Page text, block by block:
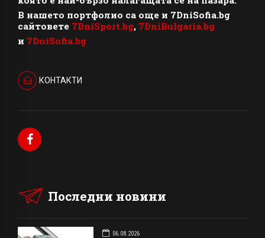
В нашето портфолио са още и 7DniSofia.bg
сайтовете 7DniSport.bg, 7DniBulgaria.bg
и 7DniSofia.bg
КОНТАКТИ
Последни новини
06.08.2026